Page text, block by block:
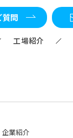
質問
工場紹介
企業紹介